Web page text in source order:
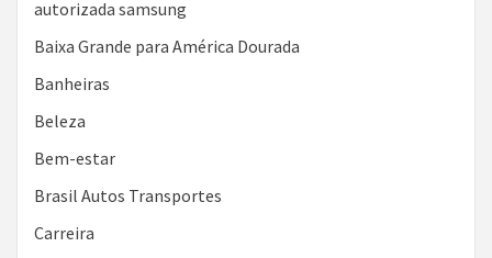
autorizada samsung
Baixa Grande para América Dourada
Banheiras
Beleza
Bem-estar
Brasil Autos Transportes
Carreira